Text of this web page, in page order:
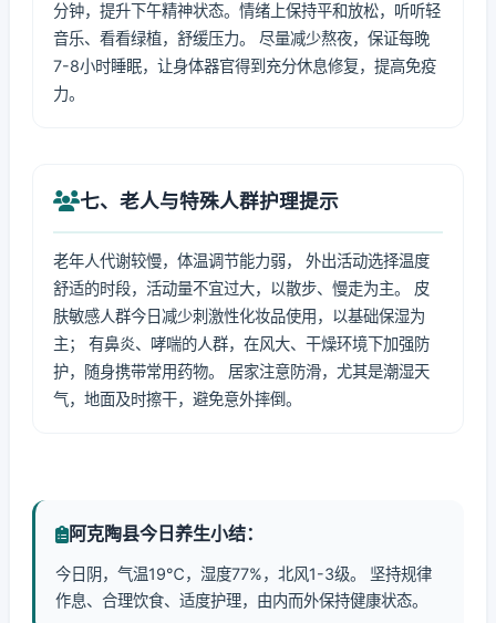
分钟，提升下午精神状态。情绪上保持平和放松，听听轻
音乐、看看绿植，舒缓压力。 尽量减少熬夜，保证每晚
7-8小时睡眠，让身体器官得到充分休息修复，提高免疫
力。
七、老人与特殊人群护理提示
老年人代谢较慢，体温调节能力弱， 外出活动选择温度
舒适的时段，活动量不宜过大，以散步、慢走为主。 皮
肤敏感人群今日减少刺激性化妆品使用，以基础保湿为
主； 有鼻炎、哮喘的人群，在风大、干燥环境下加强防
护，随身携带常用药物。 居家注意防滑，尤其是潮湿天
气，地面及时擦干，避免意外摔倒。
阿克陶县今日养生小结：
今日阴，气温19℃，湿度77%，北风1-3级。 坚持规律
作息、合理饮食、适度护理，由内而外保持健康状态。